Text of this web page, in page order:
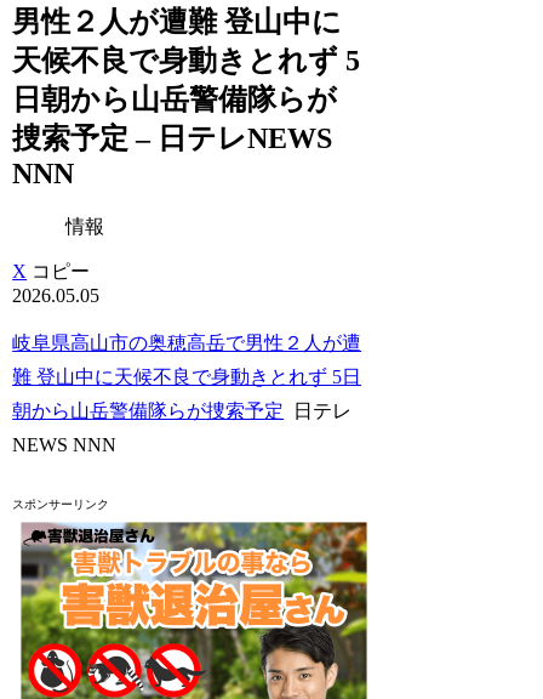
男性２人が遭難 登山中に
天候不良で身動きとれず 5
日朝から山岳警備隊らが
捜索予定 – 日テレNEWS
NNN
情報
X コピー
2026.05.05
岐阜県高山市の奥穂高岳で男性２人が遭
難 登山中に天候不良で身動きとれず 5日
朝から山岳警備隊らが捜索予定 日テレ
NEWS NNN
スポンサーリンク